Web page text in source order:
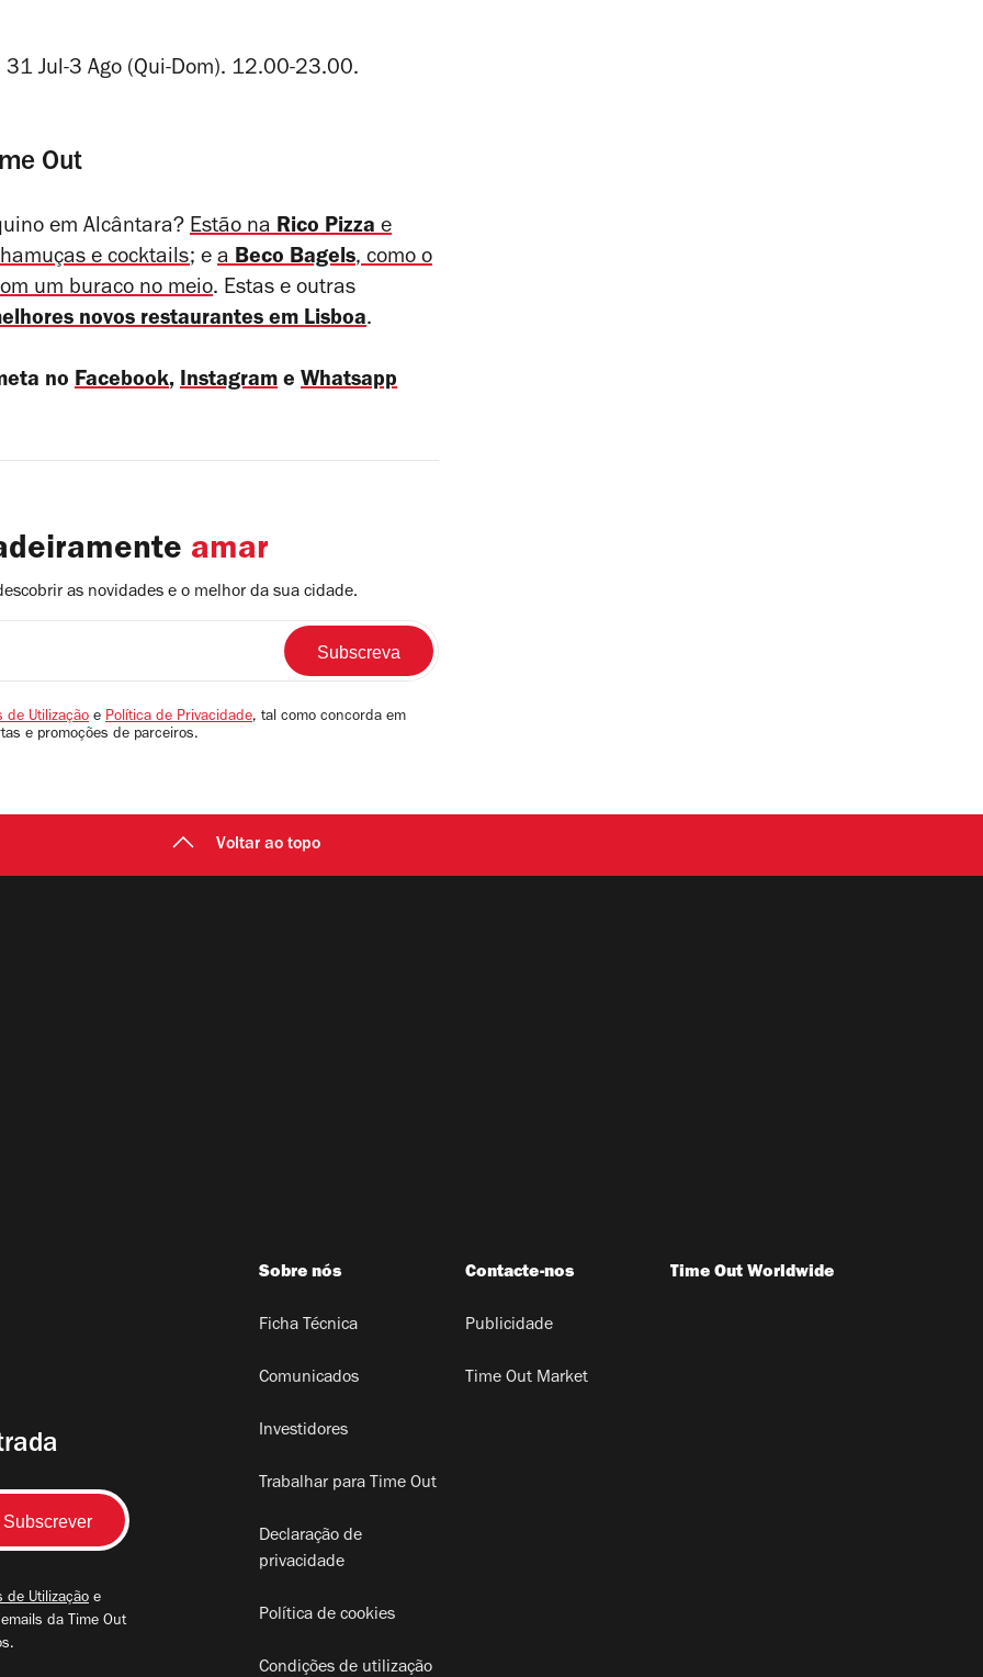
31 Jul-3 Ago (Qui-Dom). 12.00-23.00.
Out
em Alcântara? Estão na Rico Pizza e
e cocktails; e a Beco Bagels, como o
um buraco no meio. Estas e outras
novos restaurantes em Lisboa.
no Facebook, Instagram e Whatsapp
amar
as novidades e o melhor da sua cidade.
de Utilização e Política de Privacidade, tal como concorda em
e promoções de parceiros.
Voltar ao topo
de Utilização e
da Time Out
Sobre nós
Ficha Técnica
Comunicados
Investidores
Trabalhar para Time Out
Declaração de
privacidade
Política de cookies
Condições de utilização
Contacte-nos
Publicidade
Time Out Market
Time Out Worldwide